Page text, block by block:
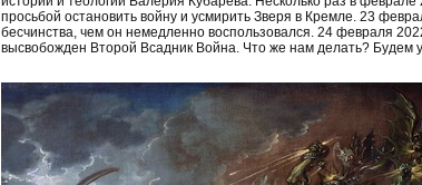
просьбой остановить войну и усмирить Зверя в Кремле. 23
бесчинства, чем он немедленно воспользовался. 24 февраля
высвобожден Второй Всадник Война. Что же нам делать? Будем